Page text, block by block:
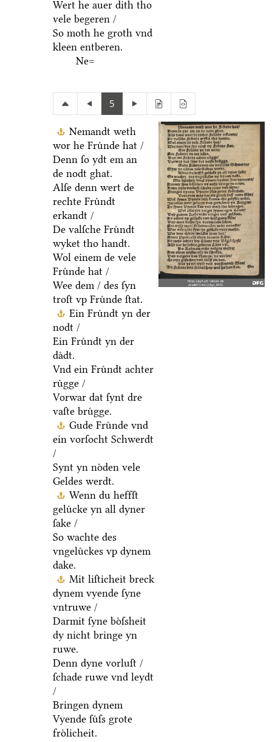
Wert he auer dith tho
vele begeren /
So moth he groth vnd
kleen entberen.
Ne=
5
Nemandt weth
wor he Fruͤnde hat /
Denn ſo ydt em an
de nodt ghat.
Alſe denn wert de
rechte Fruͤndt
erkandt /
De valſche Fruͤndt
wyket tho handt.
Wol einem de vele
Fruͤnde hat /
Wee dem / des ſyn
troſt vp Fruͤnde ſtat.
Ein Fruͤndt yn der
nodt /
Ein Fruͤndt yn der
daͤdt.
Vnd ein Fruͤndt achter
ruͤgge /
Vorwar dat ſynt dre
vaſte bruͤgge.
Gude Fruͤnde vnd
ein vorſocht Schwerdt
/
Synt yn noͤden vele
Geldes werdt.
Wenn du heffſt
geluͤcke yn all dyner
ſake /
So wachte des
vngeluͤckes vp dynem
dake.
Mit liſticheit breck
dynem vyende ſyne
vntruwe /
Darmit ſyne boͤſsheit
dy nicht bringe yn
ruwe.
Denn dyne vorluſt /
ſchade ruwe vnd leydt
/
Bringen dynem
Vyende ſuͤſs grote
froͤlicheit.